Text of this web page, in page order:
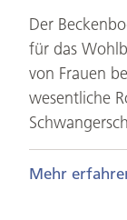
Der
für das
von Frauen
wesentliche
Mehr